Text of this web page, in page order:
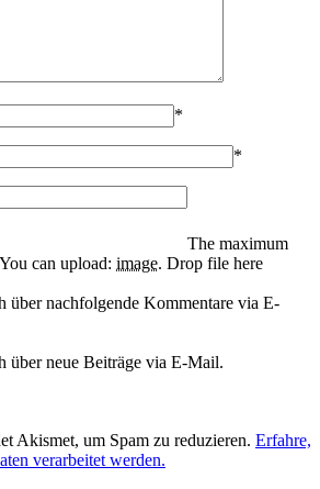
*
*
The maximum
You can upload: image. Drop file here
über nachfolgende Kommentare via E-
über neue Beiträge via E-Mail.
Akismet, um Spam zu reduzieren. Erfahre,
verarbeitet werden.